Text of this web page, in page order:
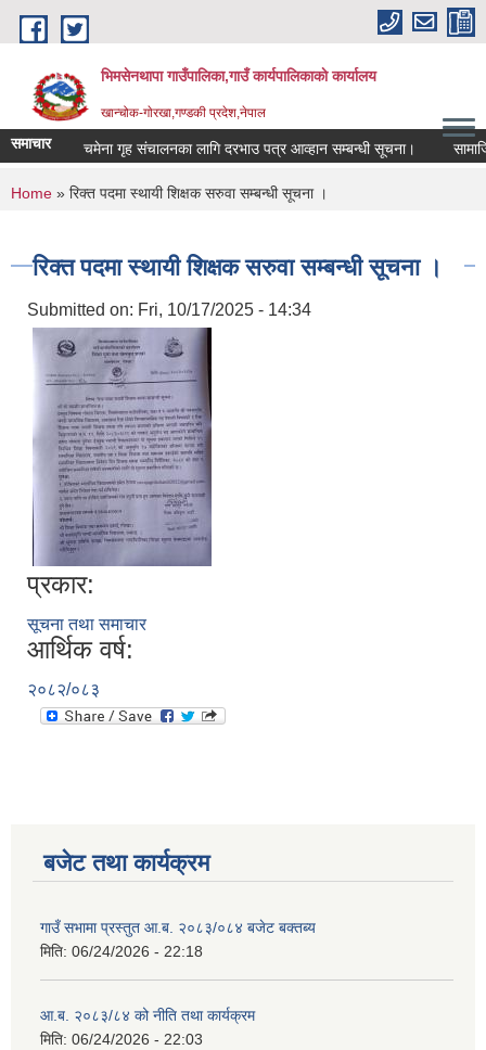
Skip to main content
भिमसेनथापा गाउँपालिका,गाउँ कार्यपालिकाकाे कार्यालय
खान्चोक-गाेरखा,गण्डकी प्रदेश,नेपाल
समाचार चमेना गृह संचालनका लागि दरभाउ पत्र आव्हान सम्बन्धी सूचना।
You are here
Home » रिक्त पदमा स्थायी शिक्षक सरुवा सम्बन्धी सूचना ।
रिक्त पदमा स्थायी शिक्षक सरुवा सम्बन्धी सूचना ।
Submitted on: Fri, 10/17/2025 - 14:34
प्रकार:
सूचना तथा समाचार
आर्थिक वर्ष:
२०८२/०८३
बजेट तथा कार्यक्रम
गाउँ सभामा प्रस्तुत आ.ब. २०८३/०८४ बजेट बक्तब्य
मिति: 06/24/2026 - 22:18
आ.ब. २०८३/८४ को नीति तथा कार्यक्रम
मिति: 06/24/2026 - 22:03